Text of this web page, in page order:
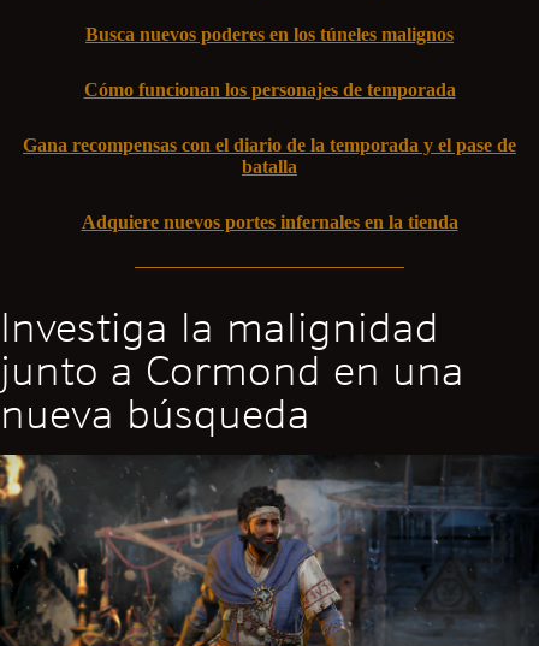
Busca nuevos poderes en los túneles malignos
Cómo funcionan los personajes de temporada
Gana recompensas con el diario de la temporada y el pase de
batalla
Adquiere nuevos portes infernales en la tienda
Investiga la malignidad
junto a Cormond en una
nueva búsqueda